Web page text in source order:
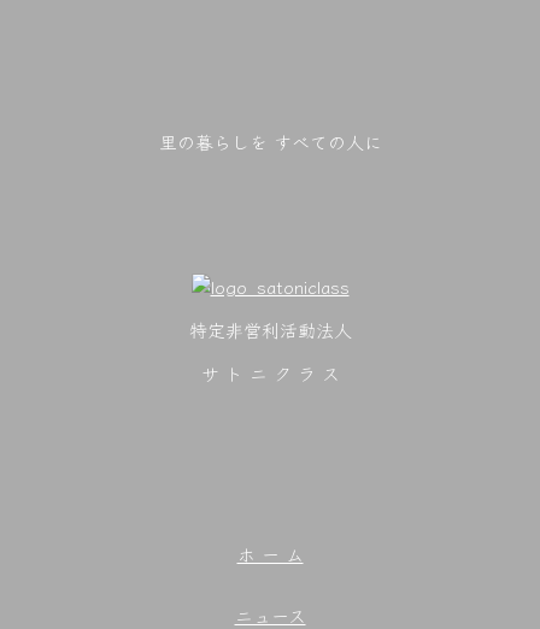
里の暮らしを すべての人に
特定非営利活動法人
サ ト ニ ク ラ ス
ホ ー ム
ニュース